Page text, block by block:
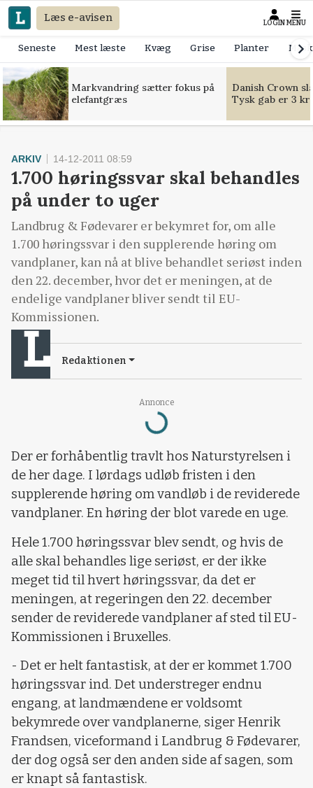
Læs e-avisen LOGIN MENU
Seneste Mest læste Kvæg Grise Planter
Markvandring sætter fokus på
elefantgræs
Danish Crown
Tysk gab er 3
Annonce
Loading...
ARKIV 14-12-2011 08:59
1.700 høringssvar skal behandles
på under to uger
Landbrug & Fødevarer er bekymret for, om alle
1.700 høringssvar i den supplerende høring om
vandplaner, kan nå at blive behandlet seriøst inden
den 22. december, hvor det er meningen, at de
endelige vandplaner bliver sendt til EU-
Kommissionen.
Redaktionen
Der er forhåbentlig travlt hos Naturstyrelsen i
de her dage. I lørdags udløb fristen i den
supplerende høring om vandløb i de reviderede
vandplaner. En høring der blot varede en uge.
Hele 1.700 høringssvar blev sendt, og hvis de
alle skal behandles lige seriøst, er der ikke
meget tid til hvert høringssvar, da det er
meningen, at regeringen den 22. december
sender de reviderede vandplaner af sted til EU-
Kommissionen i Bruxelles.
- Det er helt fantastisk, at der er kommet 1.700
høringssvar ind. Det understreger endnu
engang, at landmændene er voldsomt
bekymrede over vandplanerne, siger Henrik
Frandsen, viceformand i Landbrug & Fødevarer,
der dog også ser den anden side af sagen, som
er knapt så fantastisk.